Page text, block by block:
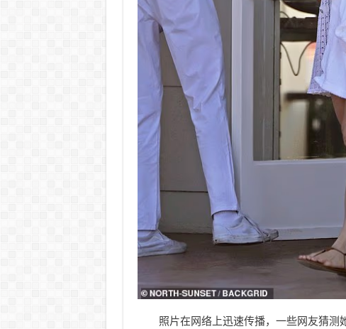
照片在网络上迅速传播，一些网友猜